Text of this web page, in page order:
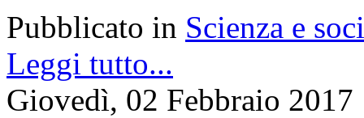
Pubblicato in Scienza e
Leggi tutto...
Giovedì, 02 Febbraio 2017